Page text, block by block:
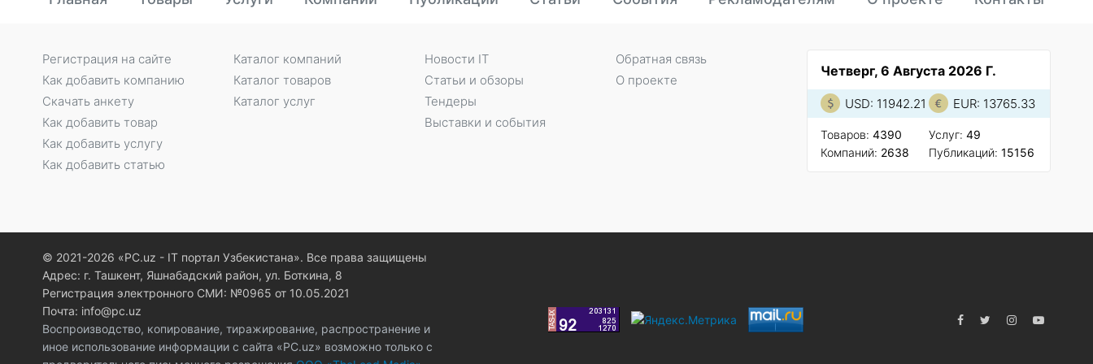
Четверг, 6 Августа 2026 Г.
USD: 11942.21 EUR: 13765.33
Товаров: 4390
Компаний: 2638
Услуг: 49
Публикаций: 15156
Регистрация на сайте
Как добавить компанию
Скачать анкету
Как добавить товар
Как добавить услугу
Как добавить статью
Каталог компаний
Каталог товаров
Каталог услуг
Новости IT
Статьи и обзоры
Тендеры
Выставки и события
Обратная связь
О проекте
© 2021-2026 «PC.uz - IT портал Узбекистана». Все права защищены
Адрес: г. Ташкент, Яшнабадский район, ул. Боткина, 8
Регистрация электронного СМИ: №0965 от 10.05.2021
Почта: info@pc.uz
Воспроизводство, копирование, тиражирование, распространение и
иное использование информации с сайта «PC.uz» возможно только с